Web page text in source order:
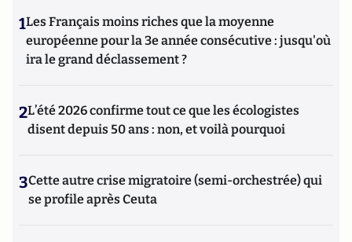
1Les Français moins riches que la moyenne
européenne pour la 3e année consécutive : jusqu'où
ira le grand déclassement ?
2L’été 2026 confirme tout ce que les écologistes
disent depuis 50 ans : non, et voilà pourquoi
3Cette autre crise migratoire (semi-orchestrée) qui
se profile après Ceuta